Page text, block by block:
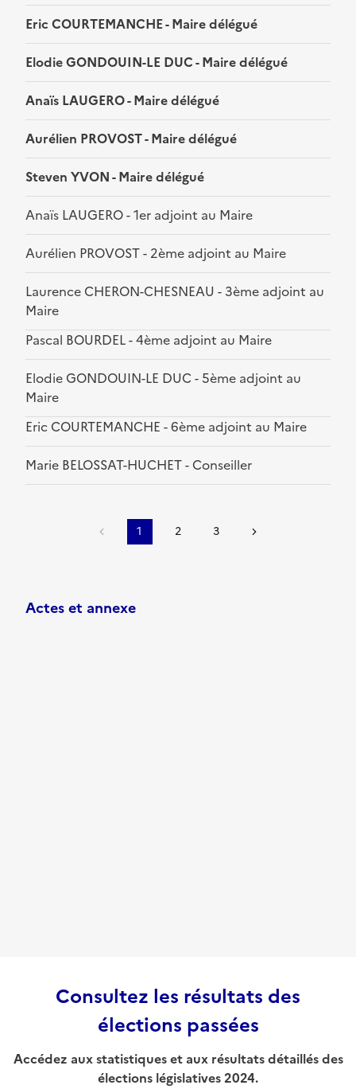
Eric COURTEMANCHE - Maire délégué
Elodie GONDOUIN-LE DUC - Maire délégué
Anaïs LAUGERO - Maire délégué
Aurélien PROVOST - Maire délégué
Steven YVON - Maire délégué
Anaïs LAUGERO - 1er adjoint au Maire
Aurélien PROVOST - 2ème adjoint au Maire
Laurence CHERON-CHESNEAU - 3ème adjoint au
Maire
Pascal BOURDEL - 4ème adjoint au Maire
Elodie GONDOUIN-LE DUC - 5ème adjoint au
Maire
Eric COURTEMANCHE - 6ème adjoint au Maire
Marie BELOSSAT-HUCHET - Conseiller
1 2 3
Actes et annexe
Consultez les résultats des
élections passées
Accédez aux statistiques et aux résultats détaillés des
élections législatives 2024.